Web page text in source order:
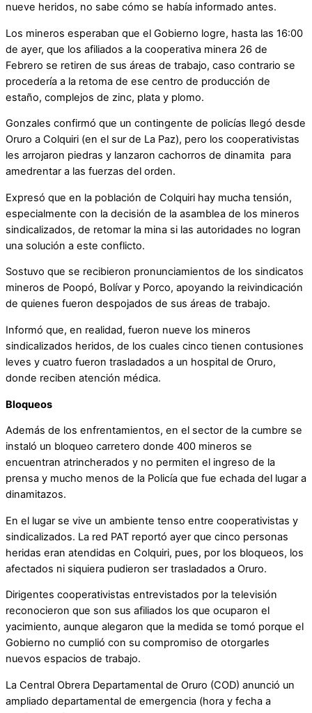
nueve heridos, no sabe cómo se había informado antes.
Los mineros esperaban que el Gobierno logre, hasta las 16:00
de ayer, que los afiliados a la cooperativa minera 26 de
Febrero se retiren de sus áreas de trabajo, caso contrario se
procedería a la retoma de ese centro de producción de
estaño, complejos de zinc, plata y plomo.
Gonzales confirmó que un contingente de policías llegó desde
Oruro a Colquiri (en el sur de La Paz), pero los cooperativistas
les arrojaron piedras y lanzaron cachorros de dinamita para
amedrentar a las fuerzas del orden.
Expresó que en la población de Colquiri hay mucha tensión,
especialmente con la decisión de la asamblea de los mineros
sindicalizados, de retomar la mina si las autoridades no logran
una solución a este conflicto.
Sostuvo que se recibieron pronunciamientos de los sindicatos
mineros de Poopó, Bolívar y Porco, apoyando la reivindicación
de quienes fueron despojados de sus áreas de trabajo.
Informó que, en realidad, fueron nueve los mineros
sindicalizados heridos, de los cuales cinco tienen contusiones
leves y cuatro fueron trasladados a un hospital de Oruro,
donde reciben atención médica.
Bloqueos
Además de los enfrentamientos, en el sector de la cumbre se
instaló un bloqueo carretero donde 400 mineros se
encuentran atrincherados y no permiten el ingreso de la
prensa y mucho menos de la Policía que fue echada del lugar a
dinamitazos.
En el lugar se vive un ambiente tenso entre cooperativistas y
sindicalizados. La red PAT reportó ayer que cinco personas
heridas eran atendidas en Colquiri, pues, por los bloqueos, los
afectados ni siquiera pudieron ser trasladados a Oruro.
Dirigentes cooperativistas entrevistados por la televisión
reconocieron que son sus afiliados los que ocuparon el
yacimiento, aunque alegaron que la medida se tomó porque el
Gobierno no cumplió con su compromiso de otorgarles
nuevos espacios de trabajo.
La Central Obrera Departamental de Oruro (COD) anunció un
ampliado departamental de emergencia (hora y fecha a